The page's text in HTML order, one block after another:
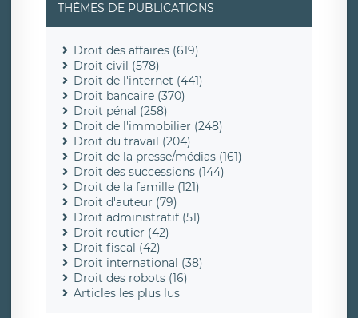
THÈMES DE PUBLICATIONS
Droit des affaires (619)
Droit civil (578)
Droit de l'internet (441)
Droit bancaire (370)
Droit pénal (258)
Droit de l'immobilier (248)
Droit du travail (204)
Droit de la presse/médias (161)
Droit des successions (144)
Droit de la famille (121)
Droit d'auteur (79)
Droit administratif (51)
Droit routier (42)
Droit fiscal (42)
Droit international (38)
Droit des robots (16)
Articles les plus lus